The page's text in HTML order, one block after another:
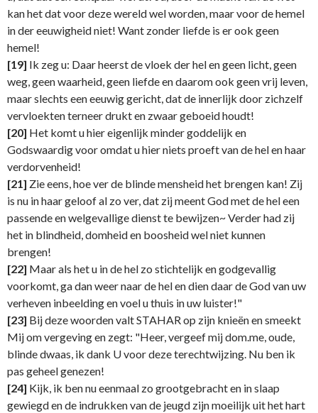
kan het dat voor deze wereld wel worden, maar voor de hemel
in der eeuwigheid niet! Want zonder liefde is er ook geen
hemel!
[19] Ik zeg u: Daar heerst de vloek der hel en geen licht, geen
weg, geen waarheid, geen liefde en daarom ook geen vrij leven,
maar slechts een eeuwig gericht, dat de innerlijk door zichzelf
vervloekten terneer drukt en zwaar geboeid houdt!
[20] Het komt u hier eigenlijk minder goddelijk en
Godswaardig voor omdat u hier niets proeft van de hel en haar
verdorvenheid!
[21] Zie eens, hoe ver de blinde mensheid het brengen kan! Zij
is nu in haar geloof al zo ver, dat zij meent God met de hel een
passende en welgevallige dienst te bewijzen~ Verder had zij
het in blindheid, domheid en boosheid wel niet kunnen
brengen!
[22] Maar als het u in de hel zo stichtelijk en godgevallig
voorkomt, ga dan weer naar de hel en dien daar de God van uw
verheven inbeelding en voel u thuis in uw luister!"
[23] Bij deze woorden valt STAHAR op zijn knieën en smeekt
Mij om vergeving en zegt: "Heer, vergeef mij dom.me, oude,
blinde dwaas, ik dank U voor deze terechtwijzing. Nu ben ik
pas geheel genezen!
[24] Kijk, ik ben nu eenmaal zo grootgebracht en in slaap
gewiegd en de indrukken van de jeugd zijn moeilijk uit het hart